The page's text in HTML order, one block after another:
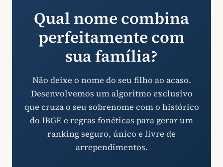
Qual nome combina
perfeitamente com
sua família?
Não deixe o nome do seu filho ao acaso.
Desenvolvemos um algoritmo exclusivo
que cruza o seu sobrenome com o histórico
do IBGE e regras fonéticas para gerar um
ranking seguro, único e livre de
arrependimentos.